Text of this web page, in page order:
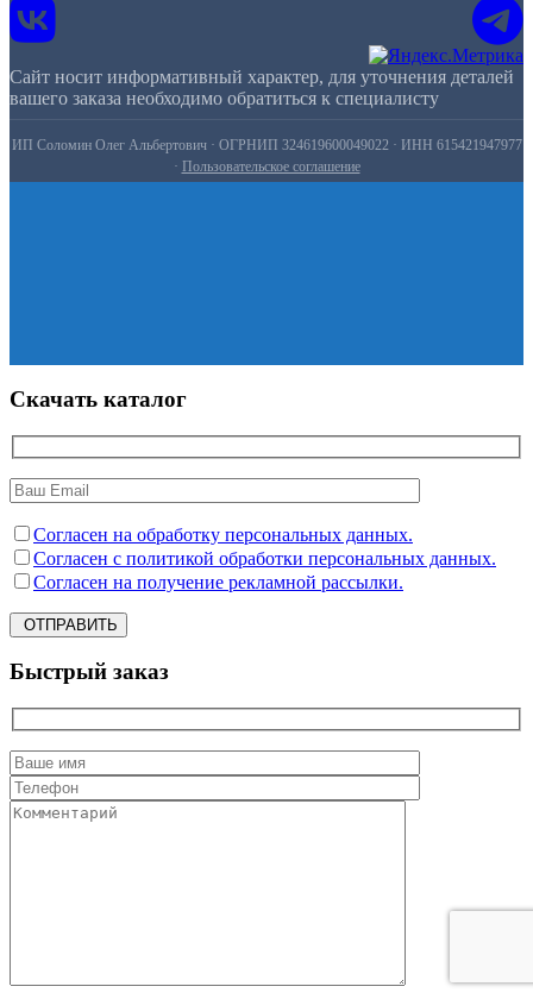
Сайт носит информативный характер, для уточнения деталей
вашего заказа необходимо обратиться к специалисту
ИП Соломин Олег Альбертович · ОГРНИП 324619600049022 · ИНН 615421947977
· Пользовательское соглашение
Скачать каталог
Согласен на обработку персональных данных.
Согласен с политикой обработки персональных данных.
Согласен на получение рекламной рассылки.
ОТПРАВИТЬ
Быстрый заказ